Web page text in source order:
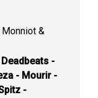
&
-
- Mourir -
-